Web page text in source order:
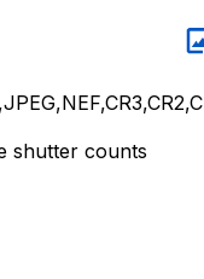
shutter counts